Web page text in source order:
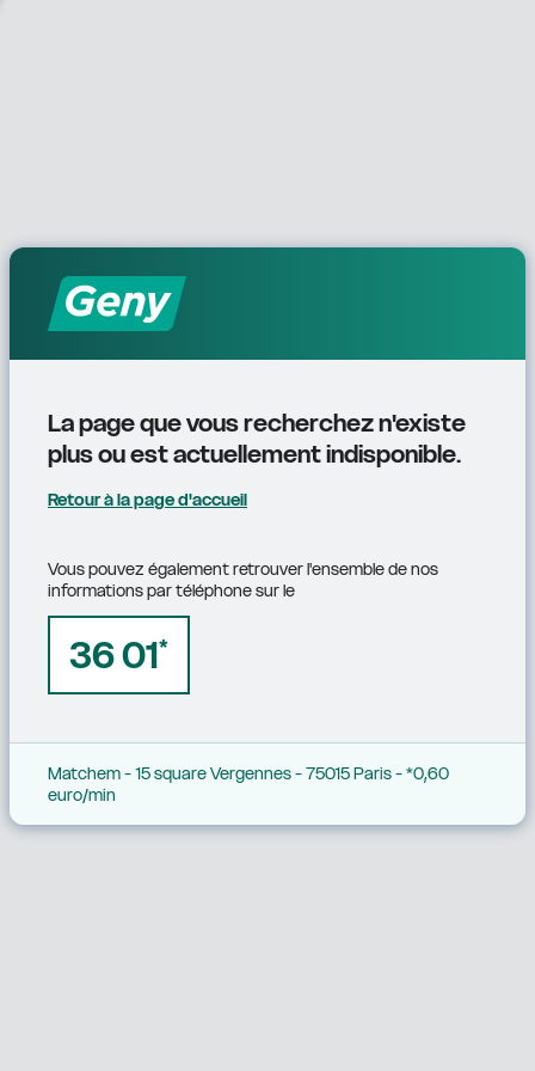
La page que vous recherchez n'existe
plus ou est actuellement indisponible.
Retour à la page d'accueil
Vous pouvez également retrouver l'ensemble de nos
informations par téléphone sur le
36 01*
Matchem - 15 square Vergennes - 75015 Paris - *0,60
euro/min